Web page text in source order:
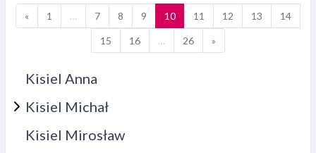
«Poprzednia strona
1 … 7Strona 7
8 Strona 8
9 Strona 9
10Strona 10
11 Strona 11
12 Strona 12
13 Strona 13
14
15Strona 15
16Strona 16
… 26Strona 26
»Następna strona
Kisiel Anna
Kisiel Michał
Kisiel Mirosław